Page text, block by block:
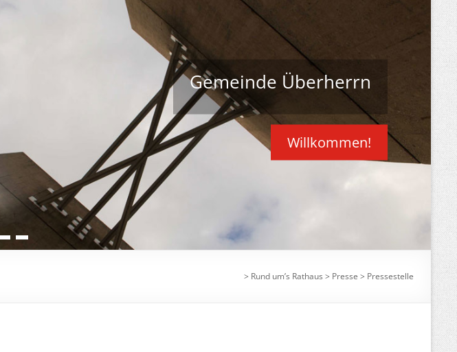
Gemeinde Überherrn
Willkommen!
3 4
> Rund um’s Rathaus > Presse > Pressestelle